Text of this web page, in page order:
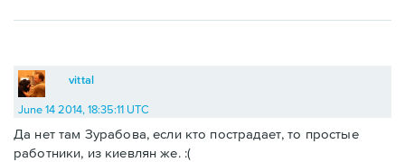
vittal
June 14 2014, 18:35:11 UTC
Да нет там Зурабова, если кто пострадает, то простые
работники, из киевлян же. :(